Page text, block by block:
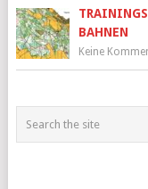
BAHNEN
Keine